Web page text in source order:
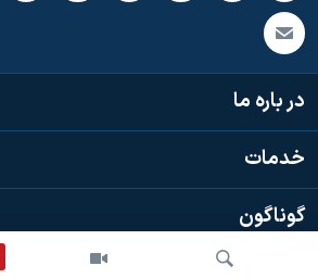
در باره ما
خدمات
گوناگون